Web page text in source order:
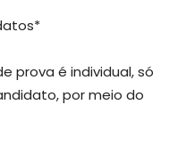
prova é individual, só
por meio do